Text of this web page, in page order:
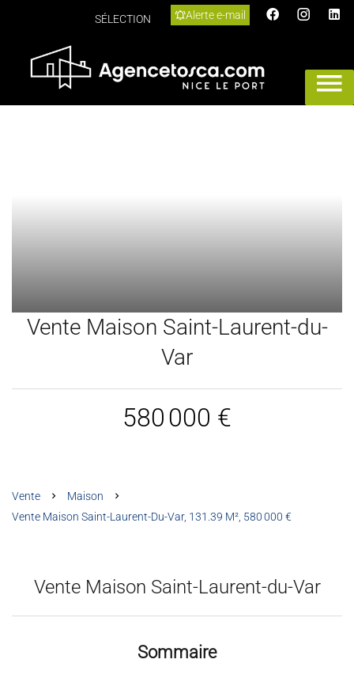
SÉLECTION Alerte e-mail
Vente Maison Saint-Laurent-du-
Var
580 000 €
Vente
Maison
Vente Maison Saint-Laurent-Du-Var, 131.39 M², 580 000 €
Vente Maison Saint-Laurent-du-Var
Sommaire